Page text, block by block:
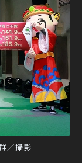
／攝影